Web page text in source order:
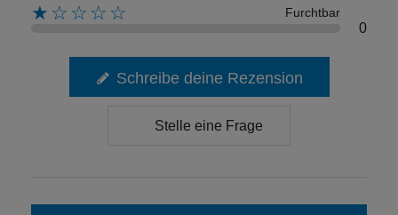
★☆☆☆☆ Furchtbar
0
Schreibe deine Rezension
Stelle eine Frage